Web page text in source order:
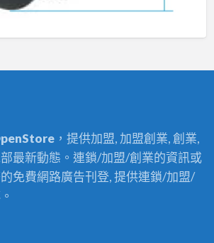
，提供加盟, 加盟創業, 創業,
最新動態。連鎖/加盟/創業的資訊或
免費網路廣告刊登, 提供連鎖/加盟/